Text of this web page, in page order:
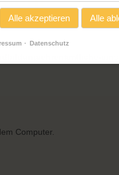
ehrenamtliche-
Computer.
Alle akzeptieren Alle
Datenschutz